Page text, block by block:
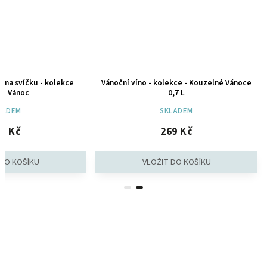
na svíčku - kolekce
Vánoc
Kč
Vánoční víno - kolekce - Kouzelné Vánoce
0,7 L
SKLADEM
269 Kč